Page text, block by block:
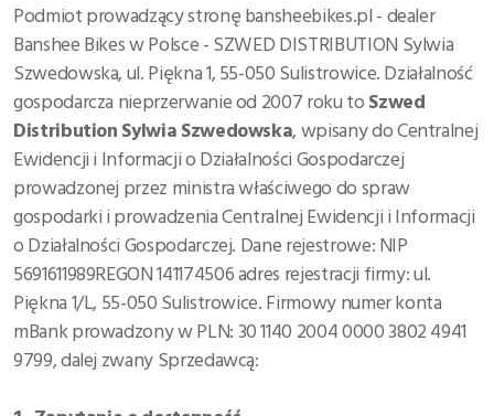
Podmiot prowadzący stronę bansheebikes.pl - dealer
Banshee Bikes w Polsce -SZWED DISTRIBUTION Sylwia
Szwedowska, ul. Piękna 1, 55-050 Sulistrowice. Działalność
gospodarcza nieprzerwanie od 2007 roku toSzwed
Distribution Sylwia Szwedowska, wpisany do Centralnej
Ewidencji i Informacji o Działalności Gospodarczej
prowadzonej przez ministra właściwego do spraw
gospodarki i prowadzenia Centralnej Ewidencji i Informacji
o Działalności Gospodarczej. Dane rejestrowe: NIP
5691611989REGON 141174506 adres rejestracji firmy: ul.
Piękna 1/L, 55-050 Sulistrowice. Firmowy numer konta
mBank prowadzony w PLN: 30 1140 2004 0000 3802 4941
9799, dalej zwany Sprzedawcą: